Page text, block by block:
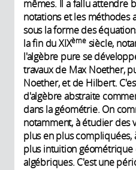
mêmes. Il a fallu attendre
notations et les méthodes
sous la forme des
la fin du XIXèmesiècle,
l'algèbre pure se
travaux de Max Noether,
Noether, et de Hilbert.
d'algèbre abstraite
dans la géométrie. On
notamment, à étudier des
plus en plus compliquées,
plus intuition géométrique
algébriques. C'est une